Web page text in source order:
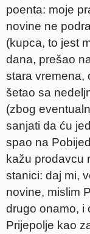
poenta: moje
novine ne
(kupca, to jest
dana, prešao
stara vremena,
šetao sa
(zbog
sanjati da ću
spao na
kažu prodavcu
stanici: daj mi,
novine, mislim
drugo onamo, i
Prijepolje kao